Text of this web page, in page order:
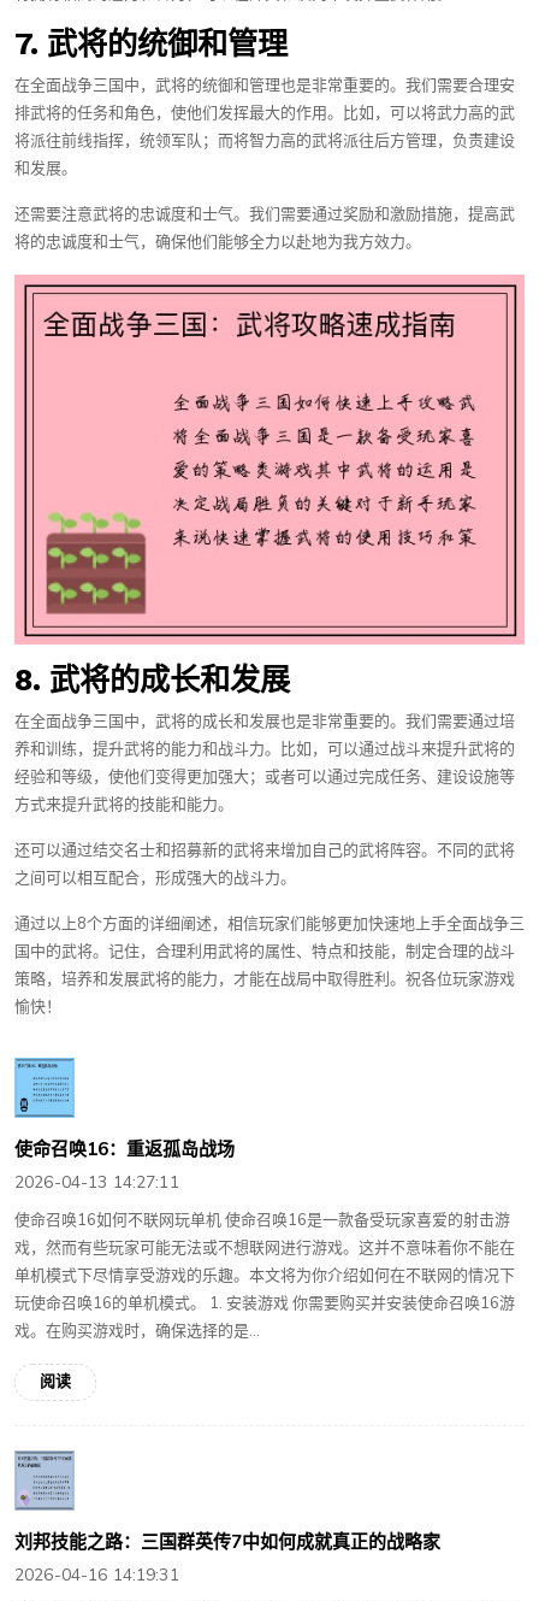
7. 武将的统御和管理
在全面战争三国中，武将的统御和管理也是非常重要的。我们需要合理安
排武将的任务和角色，使他们发挥最大的作用。比如，可以将武力高的武
将派往前线指挥，统领军队；而将智力高的武将派往后方管理，负责建设
和发展。
还需要注意武将的忠诚度和士气。我们需要通过奖励和激励措施，提高武
将的忠诚度和士气，确保他们能够全力以赴地为我方效力。
8. 武将的成长和发展
在全面战争三国中，武将的成长和发展也是非常重要的。我们需要通过培
养和训练，提升武将的能力和战斗力。比如，可以通过战斗来提升武将的
经验和等级，使他们变得更加强大；或者可以通过完成任务、建设设施等
方式来提升武将的技能和能力。
还可以通过结交名士和招募新的武将来增加自己的武将阵容。不同的武将
之间可以相互配合，形成强大的战斗力。
通过以上8个方面的详细阐述，相信玩家们能够更加快速地上手全面战争三
国中的武将。记住，合理利用武将的属性、特点和技能，制定合理的战斗
策略，培养和发展武将的能力，才能在战局中取得胜利。祝各位玩家游戏
愉快！
使命召唤16：重返孤岛战场
2026-04-13 14:27:11
使命召唤16如何不联网玩单机 使命召唤16是一款备受玩家喜爱的射击游
戏，然而有些玩家可能无法或不想联网进行游戏。这并不意味着你不能在
单机模式下尽情享受游戏的乐趣。本文将为你介绍如何在不联网的情况下
玩使命召唤16的单机模式。 1. 安装游戏 你需要购买并安装使命召唤16游
戏。在购买游戏时，确保选择的是...
阅读
刘邦技能之路：三国群英传7中如何成就真正的战略家
2026-04-16 14:19:31